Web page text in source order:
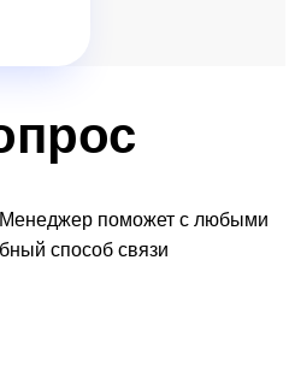
Менеджер поможет с любыми
способ связи